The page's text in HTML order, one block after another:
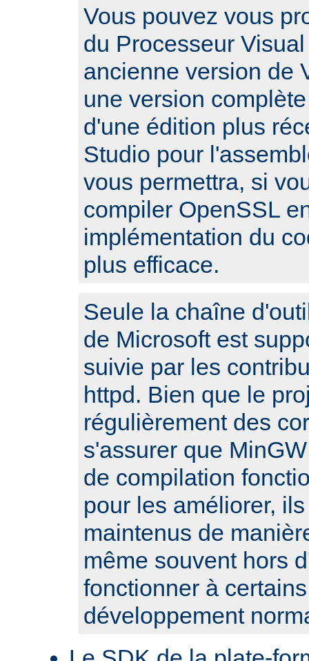
Vous pouvez vous
du Processeur
ancienne version de
une version
d'une édition plus
Studio pour
vous permettra, si
compiler OpenSSL
implémentation du
plus efficace.
Seule la chaîne
de Microsoft est
suivie par les
httpd. Bien que le
régulièrement des
s'assurer que
de compilation
pour les améliorer,
maintenus de
même souvent hors
fonctionner à
développement